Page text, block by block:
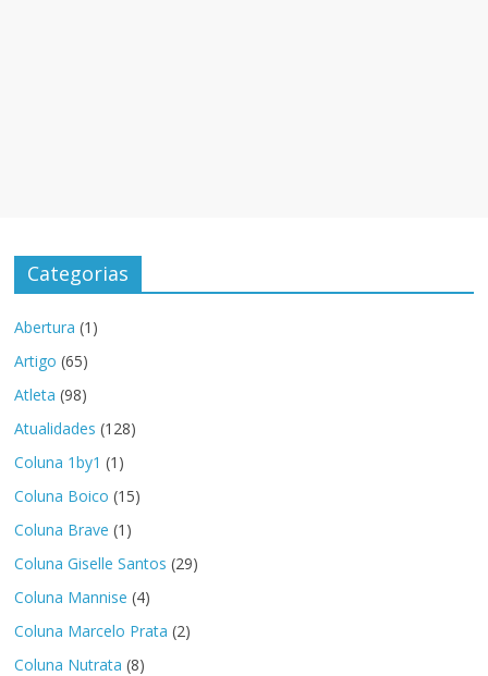
Categorias
Abertura (1)
Artigo (65)
Atleta (98)
Atualidades (128)
Coluna 1by1 (1)
Coluna Boico (15)
Coluna Brave (1)
Coluna Giselle Santos (29)
Coluna Mannise (4)
Coluna Marcelo Prata (2)
Coluna Nutrata (8)